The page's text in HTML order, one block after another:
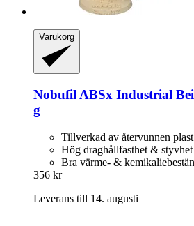
Varukorg
Nobufil ABSx Industrial
g
Tillverkad av återvunnen plast
Hög draghållfasthet & styvhet
Bra värme- &
356 kr
Leverans till 14. augusti